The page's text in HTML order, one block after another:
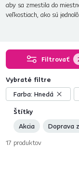
aby sa zmestila do
veľkostiach, ako sú
Filtrovať
Štítky
Akcia
Doprava
Vybraté filtre
Farba: Hnedá
17 produktov